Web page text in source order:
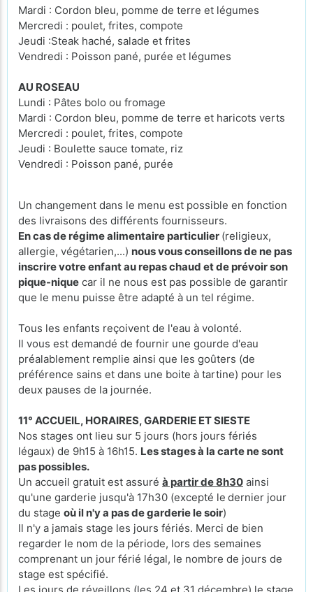
Mardi : Cordon bleu, pomme de terre et légumes
Mercredi : poulet, frites, compote
Jeudi :Steak haché, salade et frites
Vendredi : Poisson pané, purée et légumes
AU ROSEAU
Lundi : Pâtes bolo ou fromage
Mardi : Cordon bleu, pomme de terre et haricots verts
Mercredi : poulet, frites, compote
Jeudi : Boulette sauce tomate, riz
Vendredi : Poisson pané, purée
Un changement dans le menu est possible en fonction
des livraisons des différents fournisseurs.
En cas de régime alimentaire particulier (religieux,
allergie, végétarien,...) nous vous conseillons de ne pas
inscrire votre enfant au repas chaud et de prévoir son
pique-nique car il ne nous est pas possible de garantir
que le menu puisse être adapté à un tel régime.
Tous les enfants reçoivent de l'eau à volonté.
Il vous est demandé de fournir une gourde d'eau
préalablement remplie ainsi que les goûters (de
préférence sains et dans une boite à tartine) pour les
deux pauses de la journée.
11° ACCUEIL, HORAIRES, GARDERIE ET SIESTE
Nos stages ont lieu sur 5 jours (hors jours fériés
légaux) de 9h15 à 16h15. Les stages à la carte ne sont
pas possibles.
Un accueil gratuit est assuré à partir de 8h30 ainsi
qu'une garderie jusqu'à 17h30 (excepté le dernier jour
du stage où il n'y a pas de garderie le soir)
Il n'y a jamais stage les jours fériés. Merci de bien
regarder le nom de la période, lors des semaines
comprenant un jour férié légal, le nombre de jours de
stage est spécifié.